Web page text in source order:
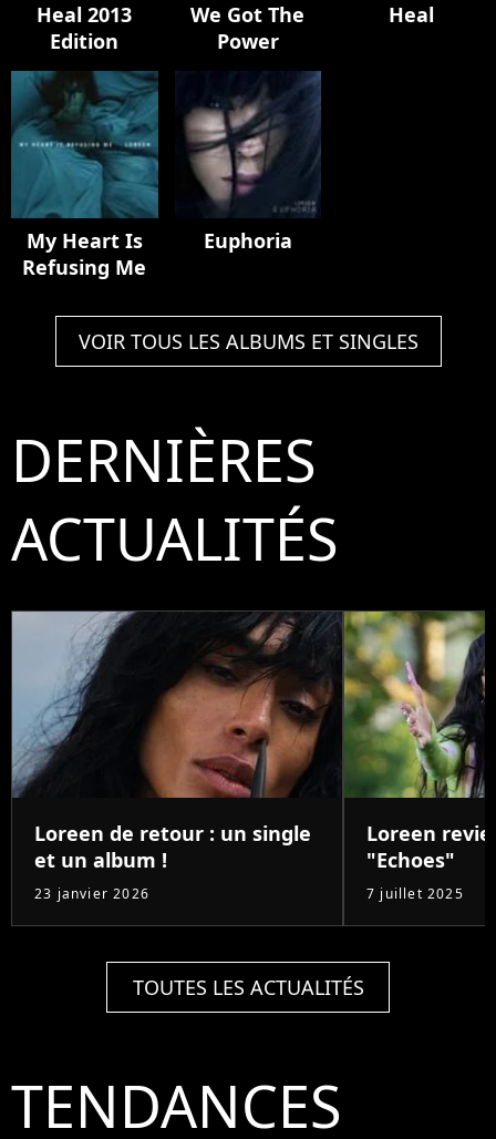
Heal 2013
Edition
We Got The
Power
Heal
My Heart Is
Refusing Me
Euphoria
VOIR TOUS LES ALBUMS ET SINGLES
DERNIÈRES
ACTUALITÉS
Loreen de retour : un single
et un album !
23 janvier 2026
Loreen
"Echoes"
7 juillet 2025
TOUTES LES ACTUALITÉS
TENDANCES